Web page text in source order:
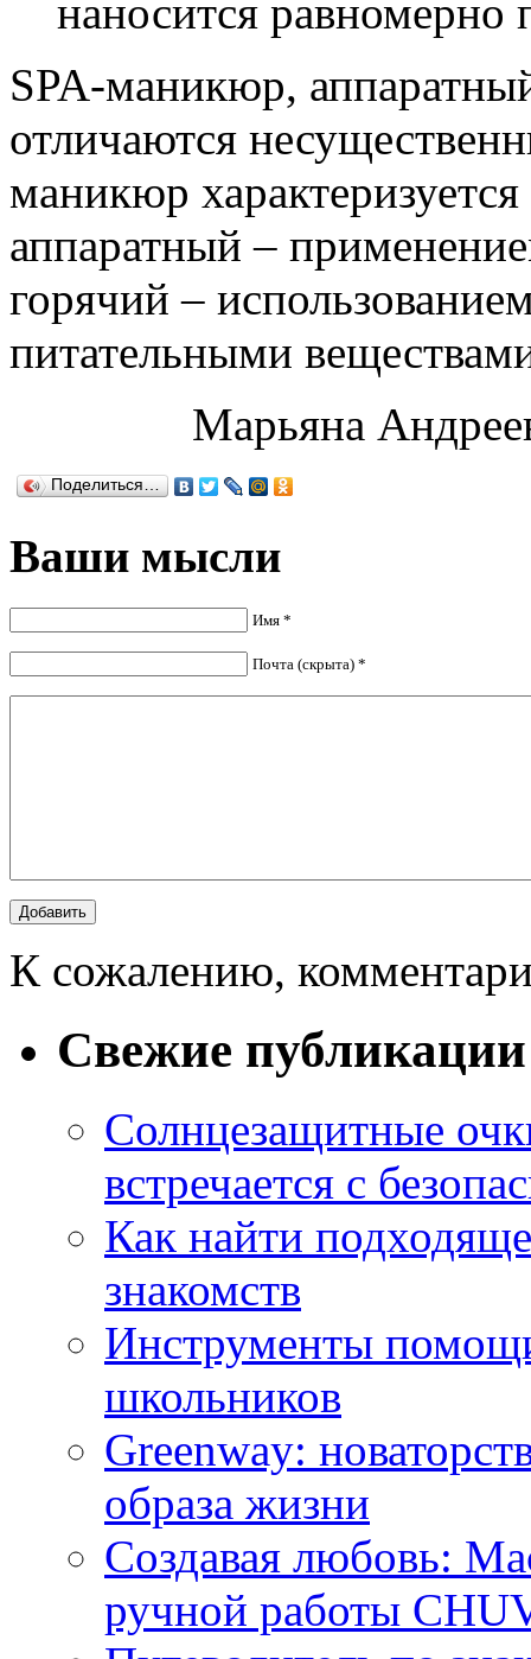
наносится равномерно
SPA-маникюр,
отличаются
маникюр
аппаратный –
горячий –
питательными
Марьяна
Поделиться…
Ваши мысли
Имя *
Почта (скрыта) *
К сожалению,
Свежие публикации
Солнцезащитные
встречается с
Как найти
знакомств
Инструменты
школьников
Greenway:
образа жизни
Создавая любовь:
ручной работы